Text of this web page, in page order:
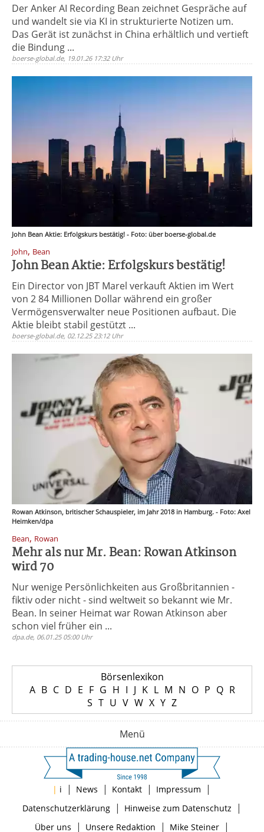
Der Anker AI Recording Bean zeichnet Gespräche auf
und wandelt sie via KI in strukturierte Notizen um.
Das Gerät ist zunächst in China erhältlich und vertieft
die Bindung ...
boerse-global.de, 19.01.26 17:32 Uhr
John Bean Aktie: Erfolgskurs bestätig! - Foto: über boerse-global.de
John, Bean
John Bean Aktie: Erfolgskurs bestätig!
Ein Director von JBT Marel verkauft Aktien im Wert
von 2 84 Millionen Dollar während ein großer
Vermögensverwalter neue Positionen aufbaut. Die
Aktie bleibt stabil gestützt ...
boerse-global.de, 02.12.25 23:12 Uhr
Rowan Atkinson, britischer Schauspieler, im Jahr 2018 in Hamburg. - Foto: Axel
Heimken/dpa
Bean, Rowan
Mehr als nur Mr. Bean: Rowan Atkinson
wird 70
Nur wenige Persönlichkeiten aus Großbritannien -
fiktiv oder nicht - sind weltweit so bekannt wie Mr.
Bean. In seiner Heimat war Rowan Atkinson aber
schon viel früher ein ...
dpa.de, 06.01.25 05:00 Uhr
Börsenlexikon
A B C D E F G H I J K L M N O P Q R
S T U V W X Y Z
Menü
| i | News | Kontakt | Impressum |
Datenschutzerklärung| Hinweise zum Datenschutz |
Über uns | Unsere Redaktion | Mike Steiner|